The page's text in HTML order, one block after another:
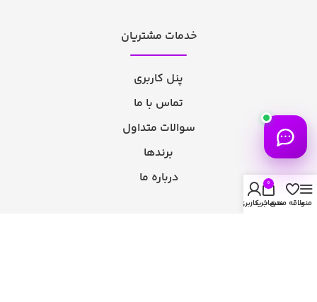
خدمات مشتریان
پنل کاربری
تماس با ما
سوالات متداول
برندها
درباره ما
منوعلاقه مندی
0
سبد خرید
حساب کاربری من